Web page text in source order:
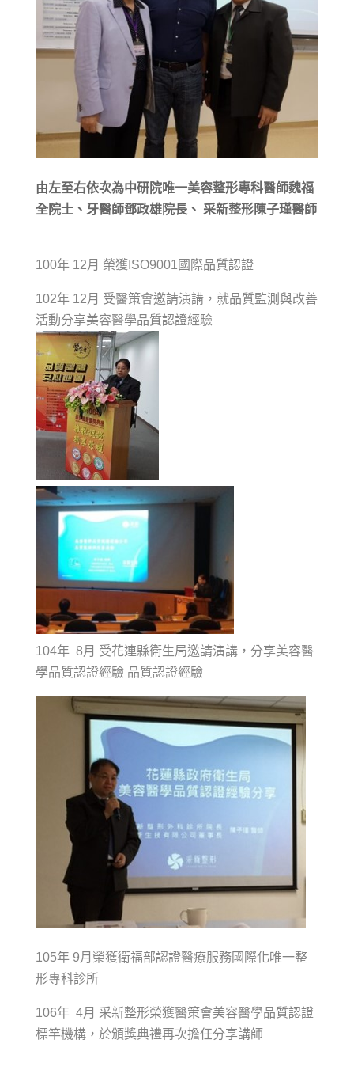
由左至右依次為中研院唯一美容整形專科醫師魏福
全院士、牙醫師鄧政雄院長、 采新整形陳子瑾醫師
100年 12月 榮獲ISO9001國際品質認證
102年 12月 受醫策會邀請演講，就品質監測與改善
活動分享美容醫學品質認證經驗
104年 8月 受花連縣衛生局邀請演講，分享美容醫
學品質認證經驗 品質認證經驗
105年 9月榮獲衛福部認證醫療服務國際化唯一整
形專科診所
106年 4月 采新整形榮獲醫策會美容醫學品質認證
標竿機構，於頒獎典禮再次擔任分享講師